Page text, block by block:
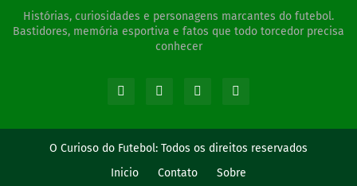
Histórias, curiosidades e personagens marcantes do futebol.
Bastidores, memória esportiva e fatos que todo torcedor precisa
conhecer
O Curioso do Futebol: Todos os direitos reservados
Inicio
Contato
Sobre